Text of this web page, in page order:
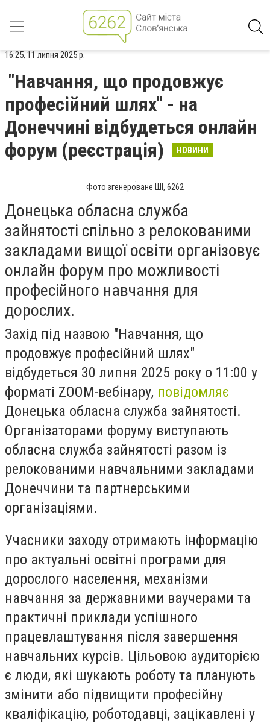
16:25, 11 липня 2025 р.
"Навчання, що продовжує
професійний шлях" - на
Донеччині відбудеться онлайн
форум (реєстрація)
НОВИНИ
Фото згенероване ШІ, 6262
Донецька обласна служба
зайнятості спільно з релокованими
закладами вищої освіти організовує
онлайн форум про можливості
професійного навчання для
дорослих.
Захід під назвою "Навчання, що
продовжує професійний шлях"
відбудеться 30 липня 2025 року о 11:00 у
форматі ZOOM-вебінару, повідомляє
Донецька обласна служба зайнятості.
Організаторами форуму виступають
обласна служба зайнятості разом із
релокованими навчальними закладами
Донеччини та партнерськими
організаціями.
Учасники заходу отримають інформацію
про актуальні освітні програми для
дорослого населення, механізми
навчання за державними ваучерами та
практичні приклади успішного
працевлаштування після завершення
навчальних курсів. Цільовою аудиторією
є люди, які шукають роботу та планують
змінити або підвищити професійну
кваліфікацію, роботодавці, зацікавлені у